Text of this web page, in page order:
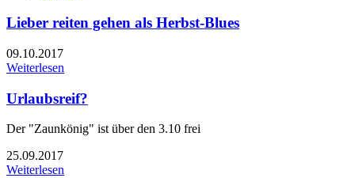
Lieber reiten gehen als Herbst-Blues
09.10.2017
Weiterlesen
Urlaubsreif?
Der "Zaunkönig" ist über den 3.10 frei
25.09.2017
Weiterlesen